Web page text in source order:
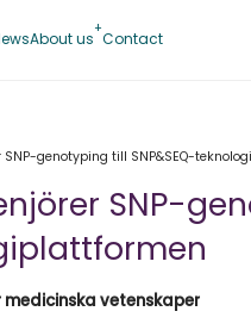
About us Contact
genotyping till SNP&SEQ-
SNP-
vetenskaper